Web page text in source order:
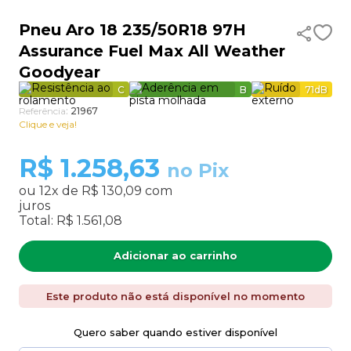
Pneu Aro 18 235/50R18 97H
Assurance Fuel Max All Weather
Goodyear
C B 71dB
Referência: 21967
Clique e veja!
R$ 1.258,63 no Pix
ou 12x de R$ 130,09 com
juros
Total: R$ 1.561,08
Adicionar ao carrinho
Este produto não está disponível no momento
Quero saber quando estiver disponível
9º
aro 15
10º 185 60 15